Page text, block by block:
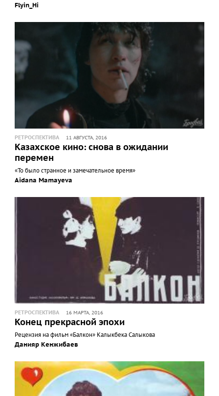
Flyin_Hi
РЕТРОСПЕКТИВА 11 АВГУСТА, 2016
Казахское кино: снова в ожидании
перемен
«То было странное и замечательное время»
Aidana Mamayeva
РЕТРОСПЕКТИВА 16 МАРТА, 2016
Конец прекрасной эпохи
Рецензия на фильм «Балкон» Калыкбека Салыкова
Данияр Кенжибаев